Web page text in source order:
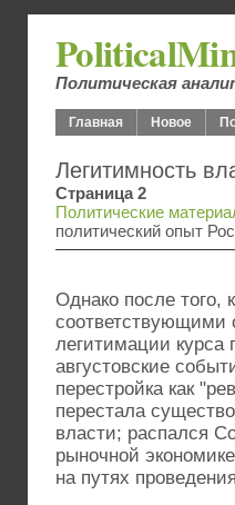
Политическая
Главная Новое
Легитимность
Страница 2
Политические
политический опыт
Однако после того,
соответствующими
легитимации курса
августовские
перестройка как
перестала
власти; распался
рыночной
на путях